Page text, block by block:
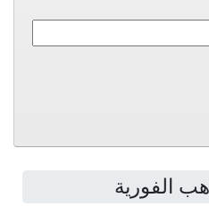
الفورية